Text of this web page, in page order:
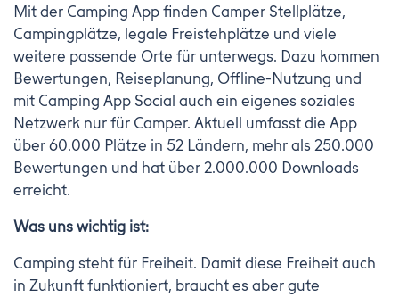
Mit der Camping App finden Camper Stellplätze,
Campingplätze, legale Freistehplätze und viele
weitere passende Orte für unterwegs. Dazu kommen
Bewertungen, Reiseplanung, Offline-Nutzung und
mit Camping App Social auch ein eigenes soziales
Netzwerk nur für Camper. Aktuell umfasst die App
über 60.000 Plätze in 52 Ländern, mehr als 250.000
Bewertungen und hat über 2.000.000 Downloads
erreicht.
Was uns wichtig ist:
Camping steht für Freiheit. Damit diese Freiheit auch
in Zukunft funktioniert, braucht es aber gute